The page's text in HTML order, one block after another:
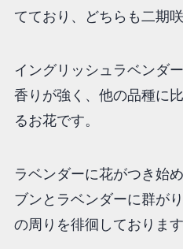
てており、どちらも二期
イングリッシュラベンダ
香りが強く、他の品種に
るお花です。
ラベンダーに花がつき始
ブンとラベンダーに群が
の周りを徘徊しております